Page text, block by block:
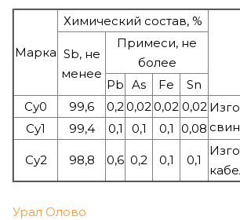
Марка
Химический состав, %
Sb, не
менее
Примеси, не
более
Pb As Fe
Sn
Су0
99,6 0,20,020,02 0,02
Су1 99,4 0,1 0,1 0,1 0,08
Су2 98,8 0,6 0,2 0,1 0,1
Урал Олово